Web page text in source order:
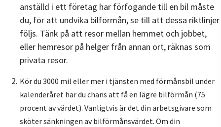
anställd i ett företag har förfogande till en bil måste
du, för att undvika bilförmån, se till att dessa riktlinjer
följs. Tänk på att resor mellan hemmet och jobbet,
eller hemresor på helger från annan ort, räknas som
privata resor.
Kör du 3000 mil eller mer i tjänsten med förmånsbil under
kalenderåret har du chans att få en lägre bilförmån (75
procent av värdet). Vanligtvis är det din arbetsgivare som
sköter sänkningen av bilförmånsvärdet. Om din